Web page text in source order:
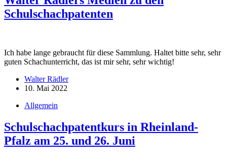
Schulschachpatenten
Ich habe lange gebraucht für diese Sammlung. Haltet bitte sehr, sehr
guten Schachunterricht, das ist mir sehr, sehr wichtig!
Walter Rädler
10. Mai 2022
Allgemein
Schulschachpatentkurs in Rheinland-
Pfalz am 25. und 26. Juni